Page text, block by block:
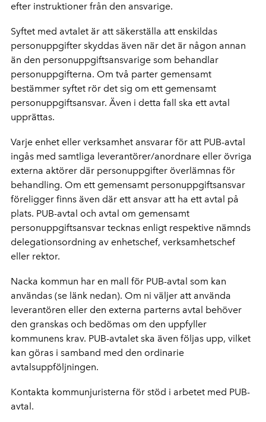
efter instruktioner från den ansvarige.
Syftet med avtalet är att säkerställa att enskildas
personuppgifter skyddas även när det är någon annan
än den personuppgiftsansvarige som behandlar
personuppgifterna. Om två parter gemensamt
bestämmer syftet rör det sig om ett gemensamt
personuppgiftsansvar. Även i detta fall ska ett avtal
upprättas.
Varje enhet eller verksamhet ansvarar för att PUB-avtal
ingås med samtliga leverantörer/anordnare eller övriga
externa aktörer där personuppgifter överlämnas för
behandling. Om ett gemensamt personuppgiftsansvar
föreligger finns även där ett ansvar att ha ett avtal på
plats. PUB-avtal och avtal om gemensamt
personuppgiftsansvar tecknas enligt respektive nämnds
delegationsordning av enhetschef, verksamhetschef
eller rektor.
Nacka kommun har en mall för PUB-avtal som kan
användas (se länk nedan). Om ni väljer att använda
leverantören eller den externa parterns avtal behöver
den granskas och bedömas om den uppfyller
kommunens krav. PUB-avtalet ska även följas upp, vilket
kan göras i samband med den ordinarie
avtalsuppföljningen.
Kontakta kommunjuristerna för stöd i arbetet med PUB-
avtal.